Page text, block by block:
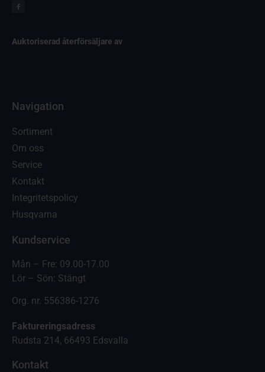
Auktoriserad återförsäljare av
Navigation
Sortiment
Om oss
Service
Kontakt
Integritetspolicy
Husqvarna
Kundservice
Mån – Fre: 09.00-17.00
Lör – Sön: Stängt
Org. nr. 556386-1276
Faktureringsadress
Rudsta 214, 66493 Edsvalla
Kontakt